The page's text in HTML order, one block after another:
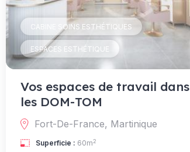
CABINE SOINS ESTHÉTIQUES
ESPACES ESTHÉTIQUE
Vos espaces de travail dans
les DOM-TOM
Fort-De-France, Martinique
Superficie : 60m2